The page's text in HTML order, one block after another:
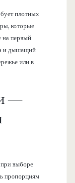
плотных
которые
на первый
и дышащий
или в
—
выборе
пропорциям